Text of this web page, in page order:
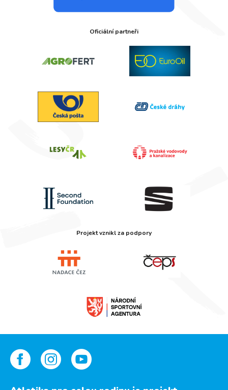
Oficiální partneři
Projekt vznikl za podpory